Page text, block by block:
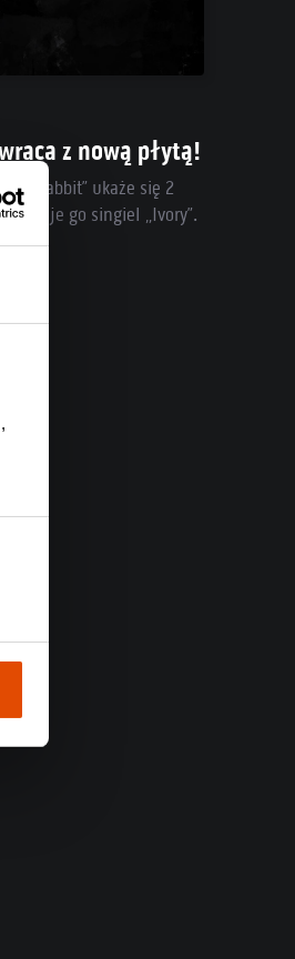
z nową płytą!
Rabbit” ukaże się 2
promuje go singiel „Ivory”.